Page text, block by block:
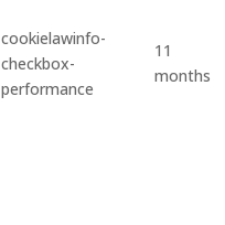
cookielawinfo-
checkbox-
performance
11
months